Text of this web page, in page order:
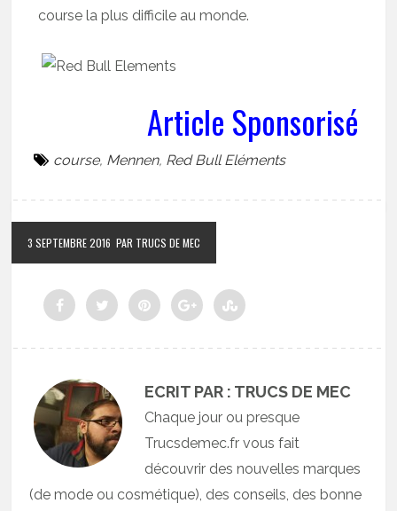
course la plus difficile au monde.
Article Sponsorisé
course, Mennen, Red Bull Eléments
3 SEPTEMBRE 2016 PAR TRUCS DE MEC
ECRIT PAR : TRUCS DE MEC
Chaque jour ou presque
Trucsdemec.fr vous fait
découvrir des nouvelles marques
(de mode ou cosmétique), des conseils, des bonne